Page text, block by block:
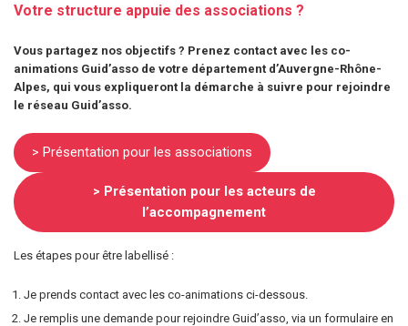
Votre structure appuie des associations ?
Vous partagez nos objectifs ? Prenez contact avec les co-
animations Guid’asso de votre département d’Auvergne-Rhône-
Alpes, qui vous expliqueront la démarche à suivre pour rejoindre
le réseau Guid’asso.
> Présentation pour les associations
> Présentation pour les acteurs de
l’accompagnement
Les étapes pour être labellisé :
Je prends contact avec les co-animations ci-dessous.
Je remplis une demande pour rejoindre Guid’asso, via un formulaire en